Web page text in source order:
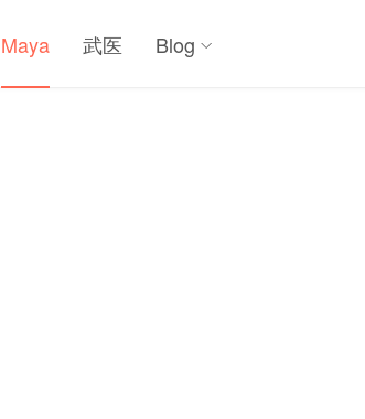
Maya 武医 Blog